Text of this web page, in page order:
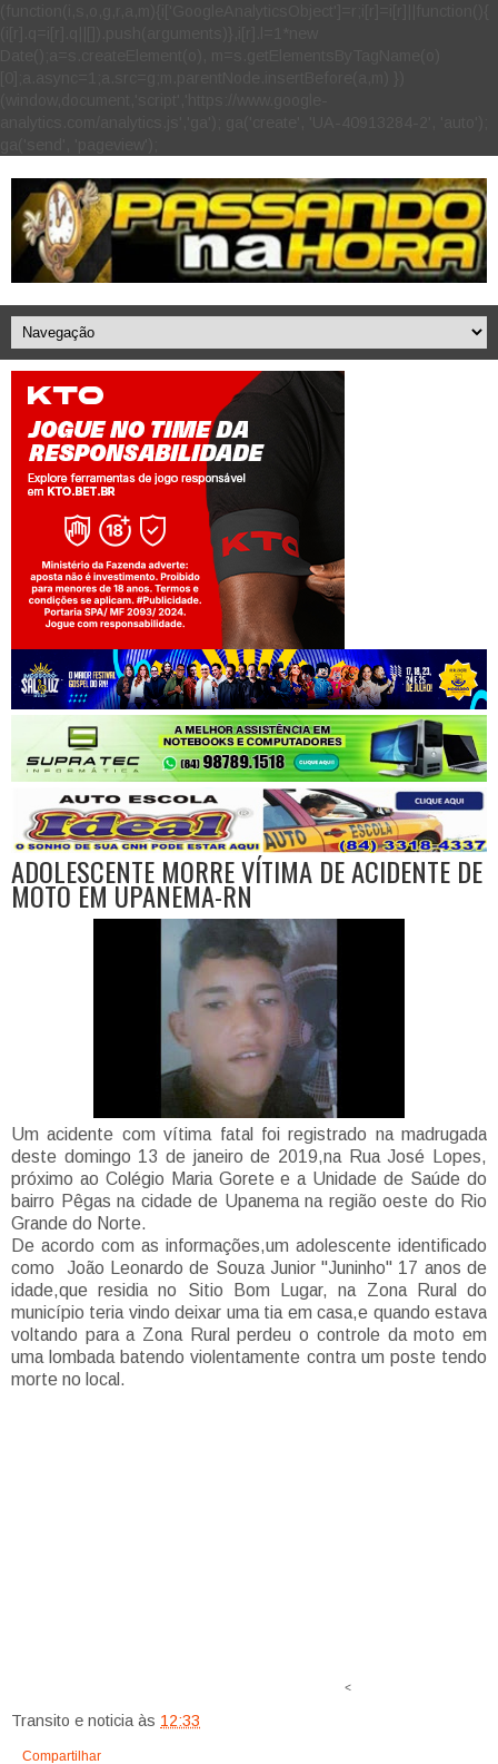
Jogue com responsabilidade. 18+
ADOLESCENTE MORRE VÍTIMA DE ACIDENTE DE
MOTO EM UPANEMA-RN
Um acidente com vítima fatal foi registrado na madrugada
deste domingo 13 de janeiro de 2019,na Rua José Lopes,
próximo ao Colégio Maria Gorete e a Unidade de Saúde do
bairro Pêgas na cidade de Upanema na região oeste do Rio
Grande do Norte.
De acordo com as informações,um adolescente identificado
como João Leonardo de Souza Junior "Juninho" 17 anos de
idade,que residia no Sitio Bom Lugar, na Zona Rural do
município teria vindo deixar uma tia em casa,e quando estava
voltando para a Zona Rural perdeu o controle da moto em
uma lombada batendo violentamente contra um poste tendo
morte no local.
<
Transito e noticia às 12:33
Compartilhar